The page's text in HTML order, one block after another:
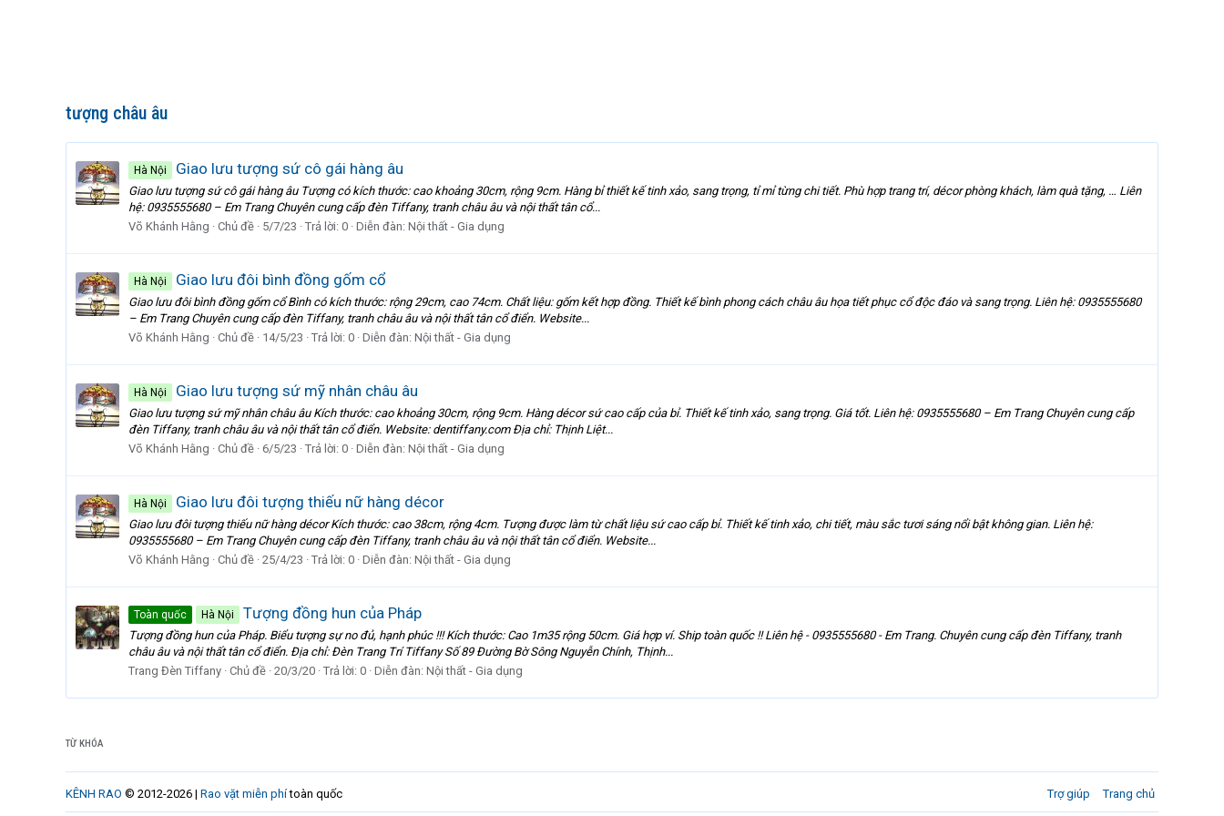
tượng châu âu
Hà Nội Giao lưu tượng sứ cô gái hàng âu
Giao lưu tượng sứ cô gái hàng âu Tượng có kích thước: cao khoảng 30cm, rộng 9cm. Hàng bỉ thiết kế tinh xảo, sang trọng, tỉ mỉ từng chi tiết. Phù hợp trang trí, décor phòng khách, làm quà tặng, … Liên
hệ: 0935555680 – Em Trang Chuyên cung cấp đèn Tiffany, tranh châu âu và nội thất tân cổ...
Võ Khánh Hằng
Chủ đề 5/7/23 Trả lời: 0 Diễn đàn: Nội thất - Gia dụng
Hà Nội Giao lưu đôi bình đồng gốm cổ
Giao lưu đôi bình đồng gốm cổ Bình có kích thước: rộng 29cm, cao 74cm. Chất liệu: gốm kết hợp đồng. Thiết kế bình phong cách châu âu họa tiết phục cổ độc đáo và sang trọng. Liên hệ: 0935555680
– Em Trang Chuyên cung cấp đèn Tiffany, tranh châu âu và nội thất tân cổ điển. Website...
Võ Khánh Hằng
Chủ đề 14/5/23 Trả lời: 0 Diễn đàn: Nội thất - Gia dụng
Hà Nội Giao lưu tượng sứ mỹ nhân châu âu
Giao lưu tượng sứ mỹ nhân châu âu Kích thước: cao khoảng 30cm, rộng 9cm. Hàng décor sứ cao cấp của bỉ. Thiết kế tinh xảo, sang trọng. Giá tốt. Liên hệ: 0935555680 – Em Trang Chuyên cung cấp
đèn Tiffany, tranh châu âu và nội thất tân cổ điển. Website: dentiffany.com Địa chỉ: Thịnh Liệt...
Võ Khánh Hằng
Chủ đề 6/5/23 Trả lời: 0 Diễn đàn: Nội thất - Gia dụng
Hà Nội Giao lưu đôi tượng thiếu nữ hàng décor
Giao lưu đôi tượng thiếu nữ hàng décor Kích thước: cao 38cm, rộng 4cm. Tượng được làm từ chất liệu sứ cao cấp bỉ. Thiết kế tinh xảo, chi tiết, màu sắc tươi sáng nổi bật không gian. Liên hệ:
0935555680 – Em Trang Chuyên cung cấp đèn Tiffany, tranh châu âu và nội thất tân cổ điển. Website...
Võ Khánh Hằng
Chủ đề 25/4/23 Trả lời: 0 Diễn đàn: Nội thất - Gia dụng
Toàn quốc Hà Nội Tượng đồng hun của Pháp
Tượng đồng hun của Pháp. Biểu tượng sự no đủ, hạnh phúc !!! Kích thước: Cao 1m35 rộng 50cm. Giá hợp ví. Ship toàn quốc !! Liên hệ - 0935555680 - Em Trang. Chuyên cung cấp đèn Tiffany, tranh
châu âu và nội thất tân cổ điển. Địa chỉ: Đèn Trang Trí Tiffany Số 89 Đường Bờ Sông Nguyễn Chính, Thịnh...
Trang Đèn Tiffany Chủ đề 20/3/20 Trả lời: 0 Diễn đàn: Nội thất - Gia dụng
TỪ KHÓA
Trợ giúp Trang chủ
KÊNH RAO © 2012-2026 | Rao vặt miễn phítoàn quốc